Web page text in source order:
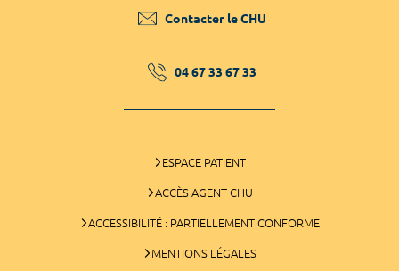
Contacter le CHU
04 67 33 67 33
ESPACE PATIENT
ACCÈS AGENT CHU
ACCESSIBILITÉ : PARTIELLEMENT CONFORME
MENTIONS LÉGALES